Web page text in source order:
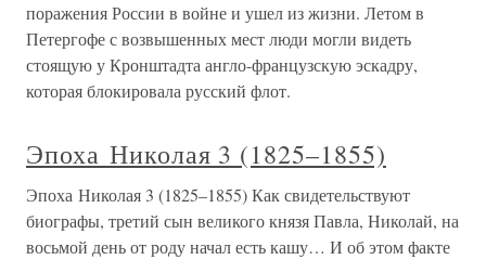
поражения России в войне и ушел из жизни. Летом в
Петергофе с возвышенных мест люди могли видеть
стоящую у Кронштадта англо-французскую эскадру,
которая блокировала русский флот.
Эпоха Николая 3 (1825–1855)
Эпоха Николая 3 (1825–1855) Как свидетельствуют
биографы, третий сын великого князя Павла, Николай, на
восьмой день от роду начал есть кашу… И об этом факте